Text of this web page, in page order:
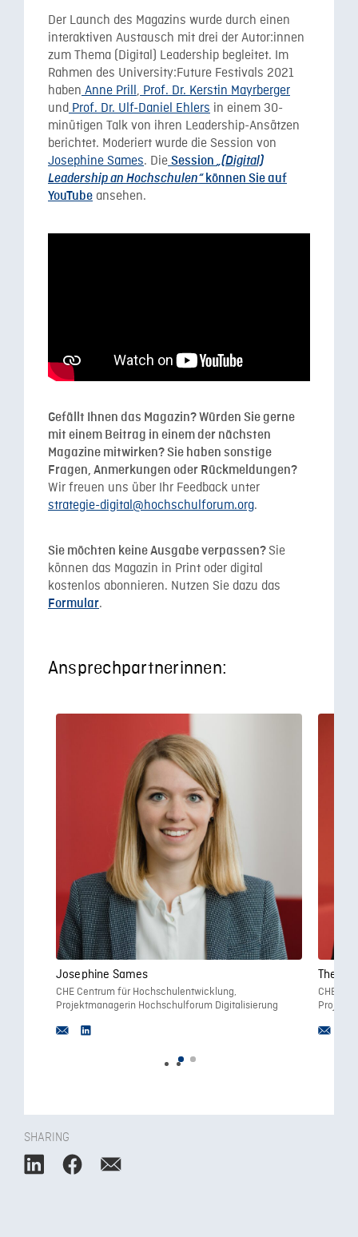
Der Launch des Magazins wurde durch einen
interaktiven Austausch mit drei der Autor:innen
zum Thema (Digital) Leadership begleitet. Im
Rahmen des University:Future Festivals 2021
habenAnne Prill,Prof. Dr. Kerstin Mayrberger
undProf. Dr. Ulf-Daniel Ehlers in einem 30-
minütigen Talk von ihren Leadership-Ansätzen
berichtet. Moderiert wurde die Session von
Josephine Sames. Die Session „(Digital)
Leadership an Hochschulen“können Sie auf
YouTube ansehen.
Gefällt Ihnen das Magazin? Würden Sie gerne
mit einem Beitrag in einem der nächsten
Magazine mitwirken? Sie haben sonstige
Fragen, Anmerkungen oder Rückmeldungen?
Wir freuen uns über Ihr Feedback unter
strategie-digital@hochschulforum.org.
Sie möchten keine Ausgabe verpassen?Sie
können das Magazin in Print oder digital
kostenlos abonnieren. Nutzen Sie dazu das
Formular.
Ansprechpartnerinnen:
Josephine Sames
CHE Centrum für Hochschulentwicklung,
Projektmanagerin Hochschulforum Digitalisierung
CHE
SHARING